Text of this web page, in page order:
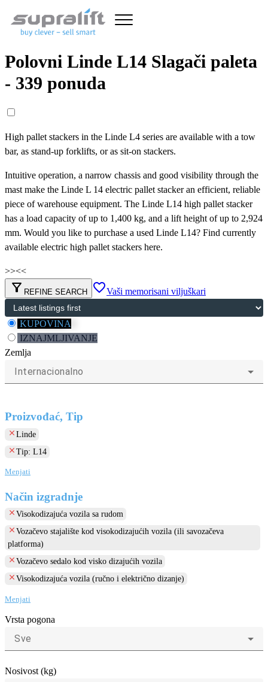
Polovni Linde L14 Slagači paleta
- 339 ponuda
High pallet stackers in the Linde L4 series are available with a tow
bar, as stand-up forklifts, or as sit-on stackers.
Intuitive operation, a narrow chassis and good visibility through the
mast make the Linde L 14 electric pallet stacker an efficient, reliable
piece of warehouse equipment. The Linde L14 high pallet stacker
has a load capacity of up to 1,400 kg, and a lift height of up to 2,924
mm. Would you like to purchase a used Linde L14? Find currently
available electric high pallet stackers here.
>><<
filter_alt REFINE SEARCH favorite_borderVaši memorisani viljuškari
KUPOVINA
IZNAJMLJIVANJE
Zemlja
Internacionalno
Proizvođać, Tip
clear Linde
clear Tip: L14
Menjati
Način izgradnje
clear Visokodizajuća vozila sa rudom
clear Vozačevo stajalište kod visokodizajućih vozila (ili savozačeva
platforma)
clear Vozačevo sedalo kod visko dizajućih vozila
clear Visokodizajuća vozila (ručno i električno dizanje)
Menjati
Vrsta pogona
Sve
Nosivost (kg)